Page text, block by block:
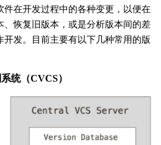
件在开发过程中的各种变更，以便在
、恢复旧版本，或是分析版本间的差
发。目前主要有以下几种常用的版
统（CVCS）